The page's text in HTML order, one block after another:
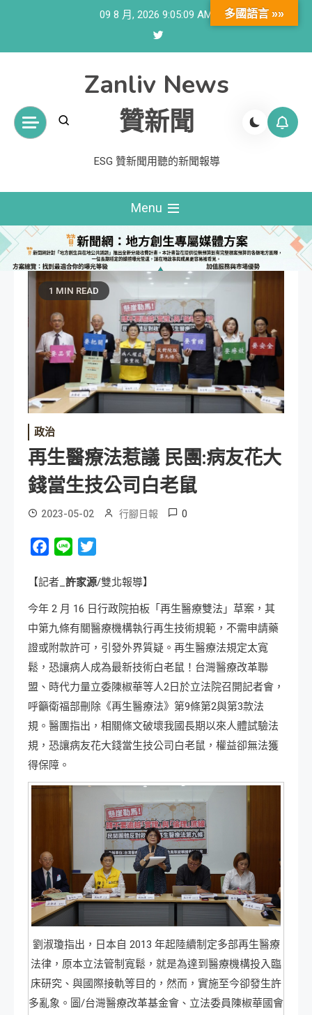
09 8 月, 2026 9:05:10 AM
Zanliv News
贊新聞
ESG 贊新聞用聽的新聞報導
Menu
1 MIN READ
政治
再生醫療法惹議 民團:病友花大
錢當生技公司白老鼠
2023-05-02 行腳日報 0
Facebook
Line
【記者_ 許家源/雙北報導】
今年 2 月 16 日行政院拍板「再生醫療雙法」草案，其
中第九條有關醫療機構執行再生技術規範，不需申請藥
證或附款許可，引發外界質疑。再生醫療法規定太寬
鬆，恐讓病人成為最新技術白老鼠！台灣醫療改革聯
盟、時代力量立委陳椒華等人2日於立法院召開記者會，
呼籲衛福部刪除《再生醫療法》第9條第2與第3款法
規。醫團指出，相關條文破壞我國長期以來人體試驗法
規，恐讓病友花大錢當生技公司白老鼠，權益卻無法獲
得保障。
劉淑瓊指出，日本自 2013 年起陸續制定多部再生醫療
法律，原本立法管制寬鬆，就是為達到醫療機構投入臨
床研究、與國際接軌等目的，然而，實施至今卻發生許
多亂象。圖/台灣醫療改革基金會、立法委員陳椒華國會
多國語言 »»